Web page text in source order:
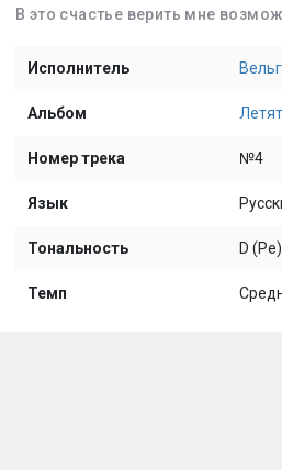
В это счастье верить мне
Исполнитель
Альбом
Номер трека №4
Язык
Тональность D (Ре)
Темп